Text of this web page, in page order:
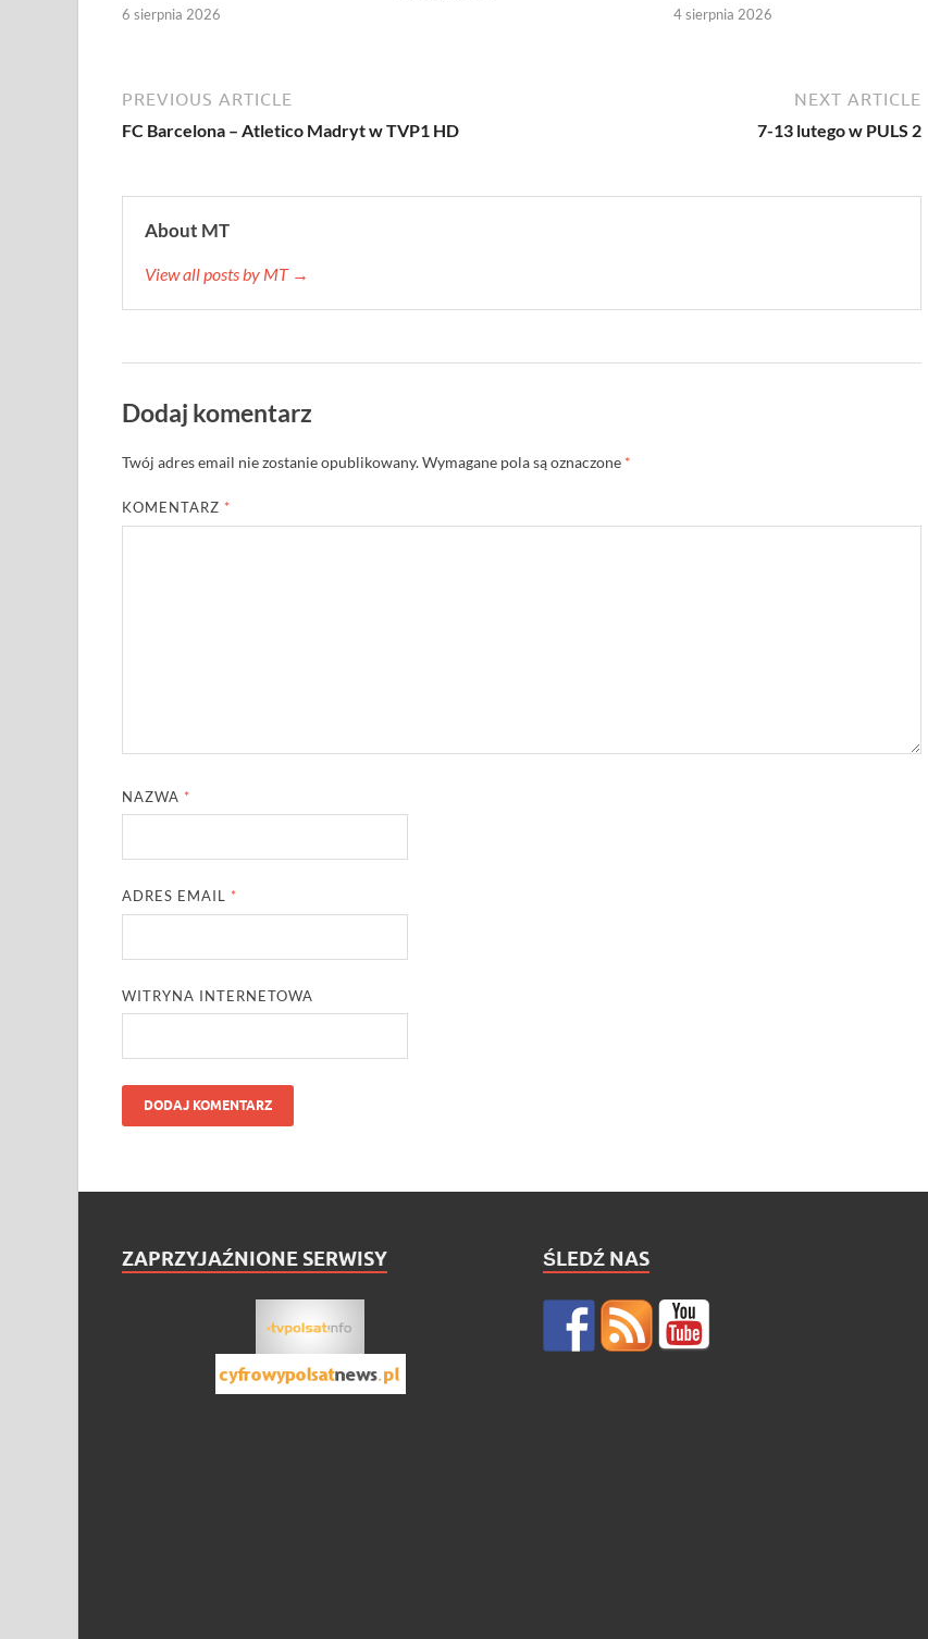
6 sierpnia 2026 4 sierpnia 2026
PREVIOUS ARTICLE
FC Barcelona – Atletico Madryt w TVP1 HD
NEXT ARTICLE
7-13 lutego w PULS 2
About MT
View all posts by MT →
Dodaj komentarz
Twój adres email nie zostanie opublikowany.Wymagane pola są oznaczone *
KOMENTARZ *
NAZWA *
ADRES EMAIL *
WITRYNA INTERNETOWA
ZAPRZYJAŹNIONE SERWISY ŚLEDŹ NAS